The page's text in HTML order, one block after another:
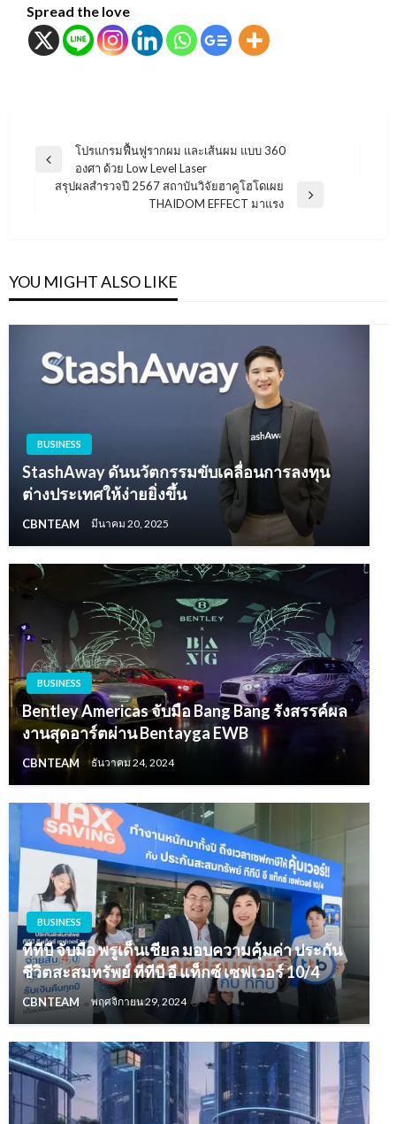
Spread the love
แนะแนว
เรื่อง
Previous
Post
โปรแกรมฟื้นฟูรากผม และเส้นผม แบบ 360
องศา ด้วย Low Level Laser
สรุปผลสำรวจปี 2567 สถาบันวิจัยฮาคูโฮโดเผย
THAIDOM EFFECT มาแรง
YOU MIGHT ALSO LIKE
BUSINESS
StashAway ดันนวัตกรรมขับเคลื่อนการลงทุน
ต่างประเทศให้ง่ายยิ่งขึ้น
CBNTEAM มีนาคม 20, 2025
BUSINESS
Bentley Americas จับมือ Bang Bang รังสรรค์ผล
งานสุดอาร์ตผ่าน Bentayga EWB
CBNTEAM ธันวาคม 24, 2024
BUSINESS
ทีทีบี จับมือ พรูเด็นเชียล มอบความคุ้มค่า ประกัน
ชีวิตสะสมทรัพย์ ทีทีบี อี แท็กซ์ เซฟเวอร์ 10/4
CBNTEAM พฤศจิกายน 29, 2024